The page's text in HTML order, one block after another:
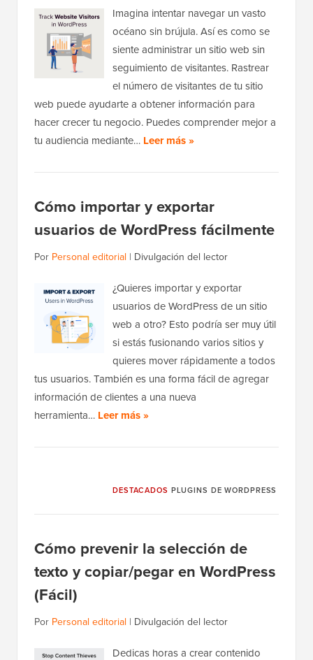
Imagina intentar navegar un vasto
océano sin brújula. Así es como se
siente administrar un sitio web sin
seguimiento de visitantes. Rastrear
el número de visitantes de tu sitio
web puede ayudarte a obtener información para
hacer crecer tu negocio. Puedes comprender mejor a
tu audiencia mediante… Leer más »
Cómo importar y exportar
usuarios de WordPress fácilmente
Por Personal editorial | Divulgación del lector
¿Quieres importar y exportar
usuarios de WordPress de un sitio
web a otro? Esto podría ser muy útil
si estás fusionando varios sitios y
quieres mover rápidamente a todos
tus usuarios. También es una forma fácil de agregar
información de clientes a una nueva
herramienta… Leer más »
DESTACADOS PLUGINS DE WORDPRESS
Cómo prevenir la selección de
texto y copiar/pegar en WordPress
(Fácil)
Por Personal editorial | Divulgación del lector
Dedicas horas a crear contenido